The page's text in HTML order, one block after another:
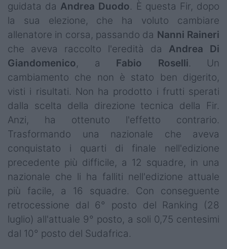
guidata da Andrea Duodo. È questa Fir, dopo
la sua elezione, che ha voluto cambiare
allenatore in corsa, passando da Nanni Raineri
che aveva raccolto l'eredità da Andrea Di
Giandomenico, a Fabio Roselli. Un
cambiamento che non è stato ben digerito,
visti i risultati. Non ha prodotto i frutti sperati
dalla scelta della direzione tecnica della Fir.
Anzi, ha ottenuto l'effetto contrario.
Trasformando una nazionale che aveva
conquistato i quarti di finale nell'edizione
precedente più difficile, a 12 squadre, in una
nazionale che li ha falliti nell'edizione attuale
più facile, a 16 squadre. Con conseguente
retrocessione dal 6° posto del Ranking (28
luglio) all'attuale 9° posto, a soli 0,75 centesimi
dal 10° posto del Sudafrica.